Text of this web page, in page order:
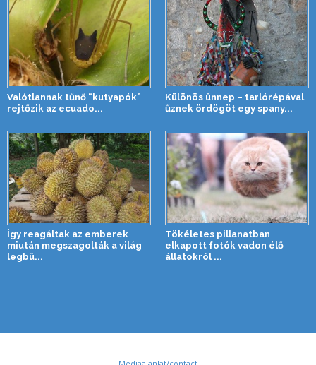
Valótlannak tűnő “kutyapók”
rejtőzik az ecuado...
Különös ünnep – tarlórépával
űznek ördögöt egy spany...
Így reagáltak az emberek
miután megszagolták a világ
legbü...
Tökéletes pillanatban
elkapott fotók vadon élő
állatokról ...